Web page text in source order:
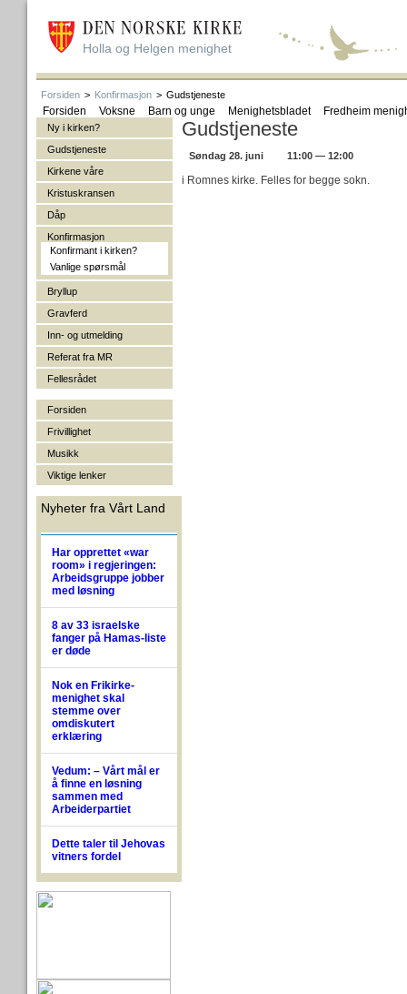
Holla og Helgen menighet
Forsiden > Konfirmasjon > Gudstjeneste
Forsiden Voksne Barn og unge Menighetsbladet Fredheim
Ny i kirken?
Gudstjeneste
Kirkene våre
Kristuskransen
Dåp
Konfirmasjon
Konfirmant i kirken?
Vanlige spørsmål
Bryllup
Gravferd
Inn- og utmelding
Referat fra MR
Fellesrådet
Forsiden
Frivillighet
Musikk
Viktige lenker
Nyheter fra Vårt Land
Har opprettet «war
room» i regjeringen:
Arbeidsgruppe jobber
med løsning
8 av 33 israelske
fanger på Hamas-liste
er døde
Nok en Frikirke-
menighet skal
stemme over
omdiskutert
erklæring
Vedum: – Vårt mål er
å finne en løsning
sammen med
Arbeiderpartiet
Dette taler til Jehovas
vitners fordel
Gudstjeneste
Søndag 28. juni 11:00 — 12:00
i Romnes kirke. Felles for begge sokn.